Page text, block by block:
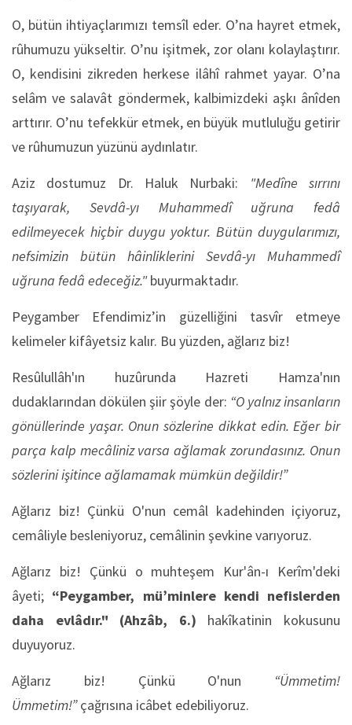
O, bütün ihtiyaçlarımızı temsîl eder. O’na hayret etmek,
rûhumuzu yükseltir. O’nu işitmek, zor olanı kolaylaştırır.
O, kendisini zikreden herkese ilâhî rahmet yayar. O’na
selâm ve salavât göndermek, kalbimizdeki aşkı ânîden
arttırır. O’nu tefekkür etmek, en büyük mutluluğu getirir
ve rûhumuzun yüzünü aydınlatır.
Aziz dostumuz Dr. Haluk Nurbaki:
"Medîne sırrını
taşıyarak, Sevdâ-yı Muhammedî uğruna fedâ
edilmeyecek hiçbir duygu yoktur. Bütün duygularımızı,
nefsimizin bütün hâinliklerini Sevdâ-yı Muhammedî
uğruna fedâ edeceğiz."buyurmaktadır.
Peygamber Efendimiz’in güzelliğini tasvîr etmeye
kelimeler kifâyetsiz kalır. Bu yüzden, ağlarız biz!
Resûlullâh'ın huzûrunda Hazreti Hamza'nın
dudaklarından dökülen şiir şöyle der: “O yalnız insanların
gönüllerinde yaşar. Onun sözlerine dikkat edin. Eğer bir
parça kalp mecâliniz varsa ağlamak zorundasınız. Onun
sözlerini işitince ağlamamak mümkün değildir!”
Ağlarız biz! Çünkü O'nun cemâl kadehinden içiyoruz,
cemâliyle besleniyoruz, cemâlinin şevkine varıyoruz.
Ağlarız biz! Çünkü o muhteşem Kur'ân-ı Kerîm'deki
âyeti; “Peygamber, mü’minlere kendi nefislerden
daha evlâdır." (Ahzâb, 6.) hakîkatinin kokusunu
duyuyoruz.
Ağlarız biz! Çünkü O'nun “Ümmetim!
Ümmetim!”çağrısına icâbet edebiliyoruz.